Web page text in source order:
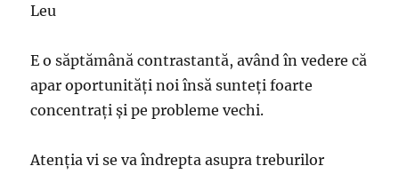
Leu
E o săptămână contrastantă, având în vedere că
apar oportunităţi noi însă sunteţi foarte
concentraţi şi pe probleme vechi.
Atenţia vi se va îndrepta asupra treburilor